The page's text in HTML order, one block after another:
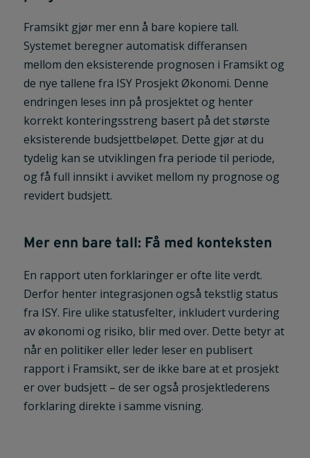
Framsikt gjør mer enn å bare kopiere tall.
Systemet beregner automatisk differansen
mellom den eksisterende prognosen i Framsikt og
de nye tallene fra ISY Prosjekt Økonomi. Denne
endringen leses inn på prosjektet og henter
korrekt konteringsstreng basert på det største
eksisterende budsjettbeløpet. Dette gjør at du
tydelig kan se utviklingen fra periode til periode,
og få full innsikt i avviket mellom ny prognose og
revidert budsjett.
Mer enn bare tall: Få med konteksten
En rapport uten forklaringer er ofte lite verdt.
Derfor henter integrasjonen også tekstlig status
fra ISY. Fire ulike statusfelter, inkludert vurdering
av økonomi og risiko, blir med over. Dette betyr at
når en politiker eller leder leser en publisert
rapport i Framsikt, ser de ikke bare at et prosjekt
er over budsjett – de ser også prosjektlederens
forklaring direkte i samme visning.